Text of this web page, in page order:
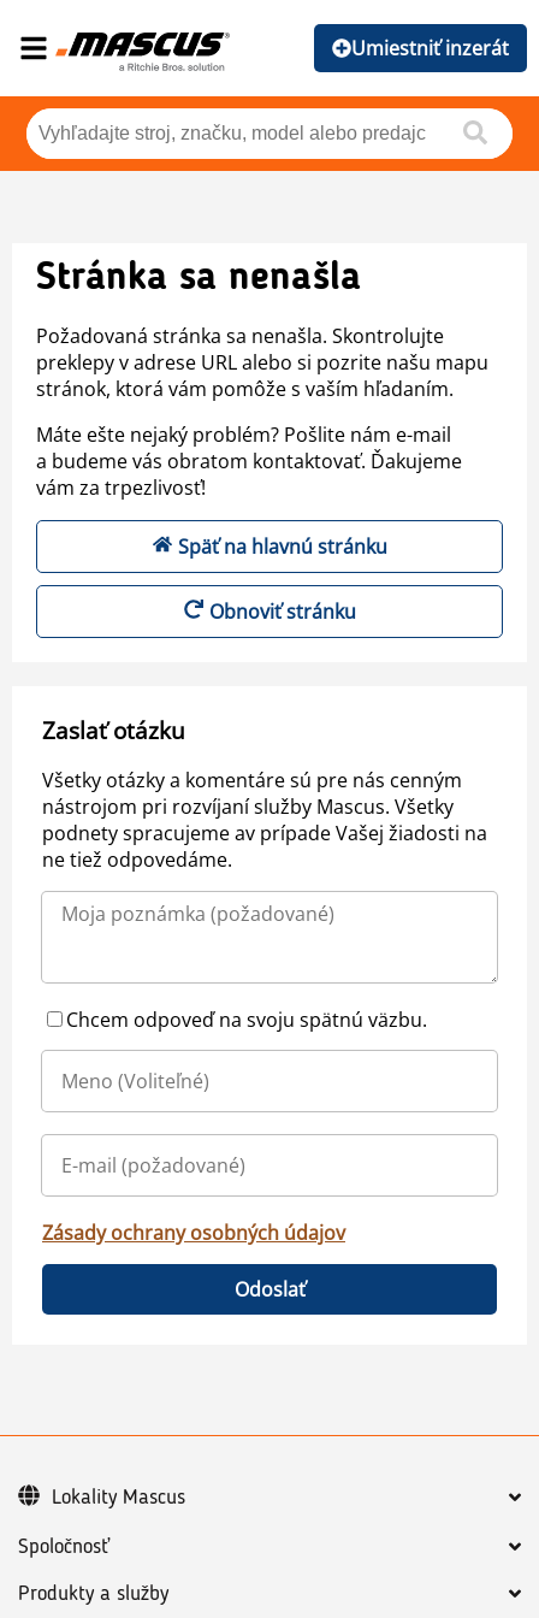
Umiestniť inzerát
Stránka sa nenašla
Požadovaná stránka sa nenašla. Skontrolujte
preklepy v adrese URL alebo si pozrite našu mapu
stránok, ktorá vám pomôže s vaším hľadaním.
Máte ešte nejaký problém? Pošlite nám e-mail
a budeme vás obratom kontaktovať. Ďakujeme
vám za trpezlivosť!
Späť na hlavnú stránku
Obnoviť stránku
Zaslať otázku
Všetky otázky a komentáre sú pre nás cenným
nástrojom pri rozvíjaní služby Mascus. Všetky
podnety spracujeme av prípade Vašej žiadosti na
ne tiež odpovedáme.
Chcem odpoveď na svoju spätnú väzbu.
Zásady ochrany osobných údajov
Odoslať
Spoločnosť
Produkty a služby
Lokality Mascus